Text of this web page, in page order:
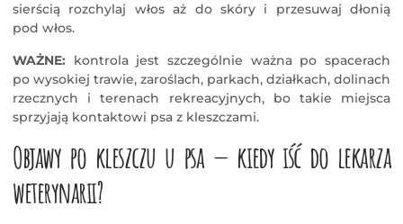
sierścią rozchylaj włos aż do skóry i przesuwaj dłonią
pod włos.
WAŻNE: kontrola jest szczególnie ważna po spacerach
po wysokiej trawie, zaroślach, parkach, działkach, dolinach
rzecznych i terenach rekreacyjnych, bo takie miejsca
sprzyjają kontaktowi psa z kleszczami.
Objawy po kleszczu u psa — kiedy iść do lekarza
weterynarii?